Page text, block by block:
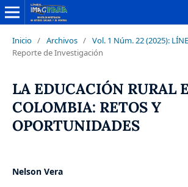
Inicio / Archivos / Vol. 1 Núm. 22 (2025):
Reporte de Investigación
LA EDUCACIÓN RURAL
COLOMBIA: RETOS Y
OPORTUNIDADES
Nelson Vera